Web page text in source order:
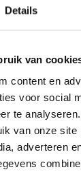
Details
van
content en
voor social
te
van onze site
adverteren
het voorgerecht
een
soepje